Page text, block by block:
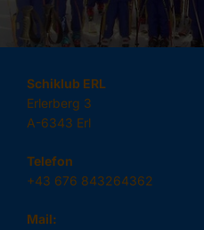
Schiklub ERL
Erlerberg 3
A-6343 Erl
Telefon
+43 676 843264362
Mail: